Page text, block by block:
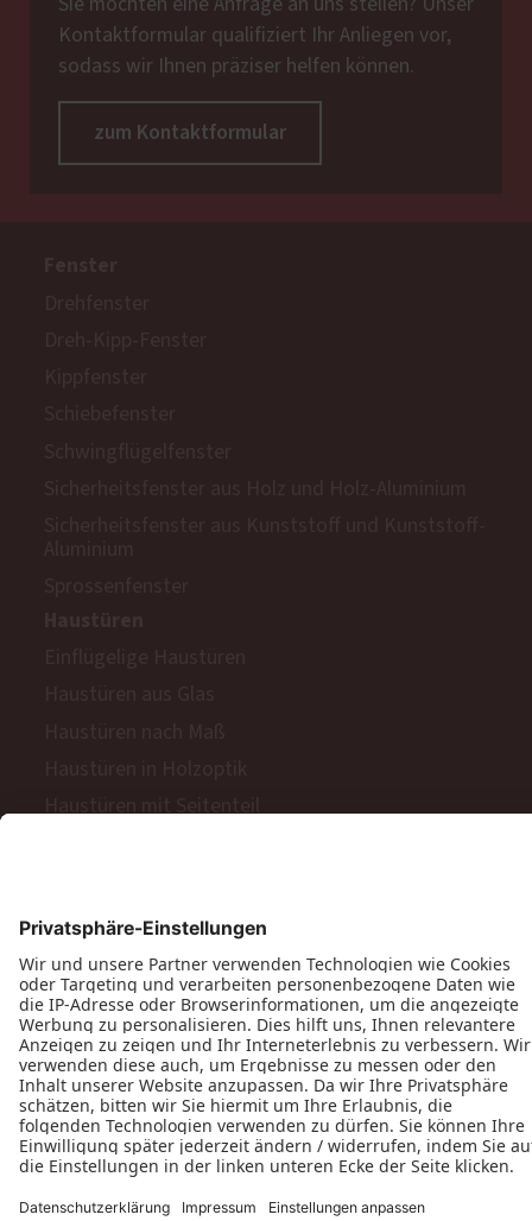
Sie möchten eine Anfrage an uns stellen? Unser
Kontaktformular qualifiziert Ihr Anliegen vor,
sodass wir Ihnen präziser helfen können.
zum Kontaktformular
Sicherheitstüren aus Aluminium
Sicherheitstüren aus Holz
Komfort für Haustüren
Balkon- & Terrassentüren
Balkontüren aus Holz
Balkontüren aus Kunststoff
Barrierefreie Balkon- und Terrassentüren
Schiebetüren
Terrassen- & Balkonfalttüren